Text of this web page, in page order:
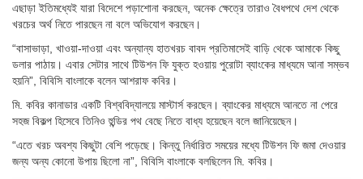
এছাড়া ইতিমধ্যেই যারা বিদেশে পড়াশোনা করছেন, অনেক ক্ষেত্রে তারাও বৈধপথে দেশ থেকে
খরচের অর্থ নিতে পারছেন না বলে অভিযোগ করছেন।
“বাসাভাড়া, খাওয়া-দাওয়া এবং অন্যান্য হাতখরচ বাবদ প্রতিমাসেই বাড়ি থেকে আমাকে কিছু
ডলার পাঠায়। এবার সেটার সাথে টিউশন ফি যুক্ত হওয়ায় পুরোটা ব্যাংকের মাধ্যমে আনা সম্ভব
হয়নি”, বিবিসি বাংলাকে বলেন আশরাফ কবির।
মি. কবির কানাডার একটি বিশ্ববিদ্যালয়ে মাস্টার্স করছেন। ব্যাংকের মাধ্যমে আনতে না পেরে
সহজ বিকল্প হিসেবে তিনিও হুন্ডির পথ বেছে নিতে বাধ্য হয়েছেন বলে জানিয়েছেন।
“এতে খরচ অবশ্য কিছুটা বেশি পড়েছে। কিন্তু নির্ধারিত সময়ের মধ্যে টিউশন ফি জমা দেওয়ার
জন্য অন্য কোনো উপায় ছিলো না”, বিবিসি বাংলাকে বলছিলেন মি. কবির।